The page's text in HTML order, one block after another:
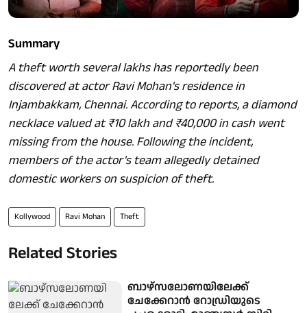
Summary
A theft worth several lakhs has reportedly been
discovered at actor Ravi Mohan's residence in
Injambakkam, Chennai. According to reports, a diamond
necklace valued at ₹10 lakh and ₹40,000 in cash went
missing from the house. Following the incident,
members of the actor's team allegedly detained
domestic workers on suspicion of theft.
Kollywood Ravi Mohan Theft
Related Stories
ബാഴ്സലോണയിലേക്ക്
ചേക്കേറാൻ റോഡ്രിയുടെ